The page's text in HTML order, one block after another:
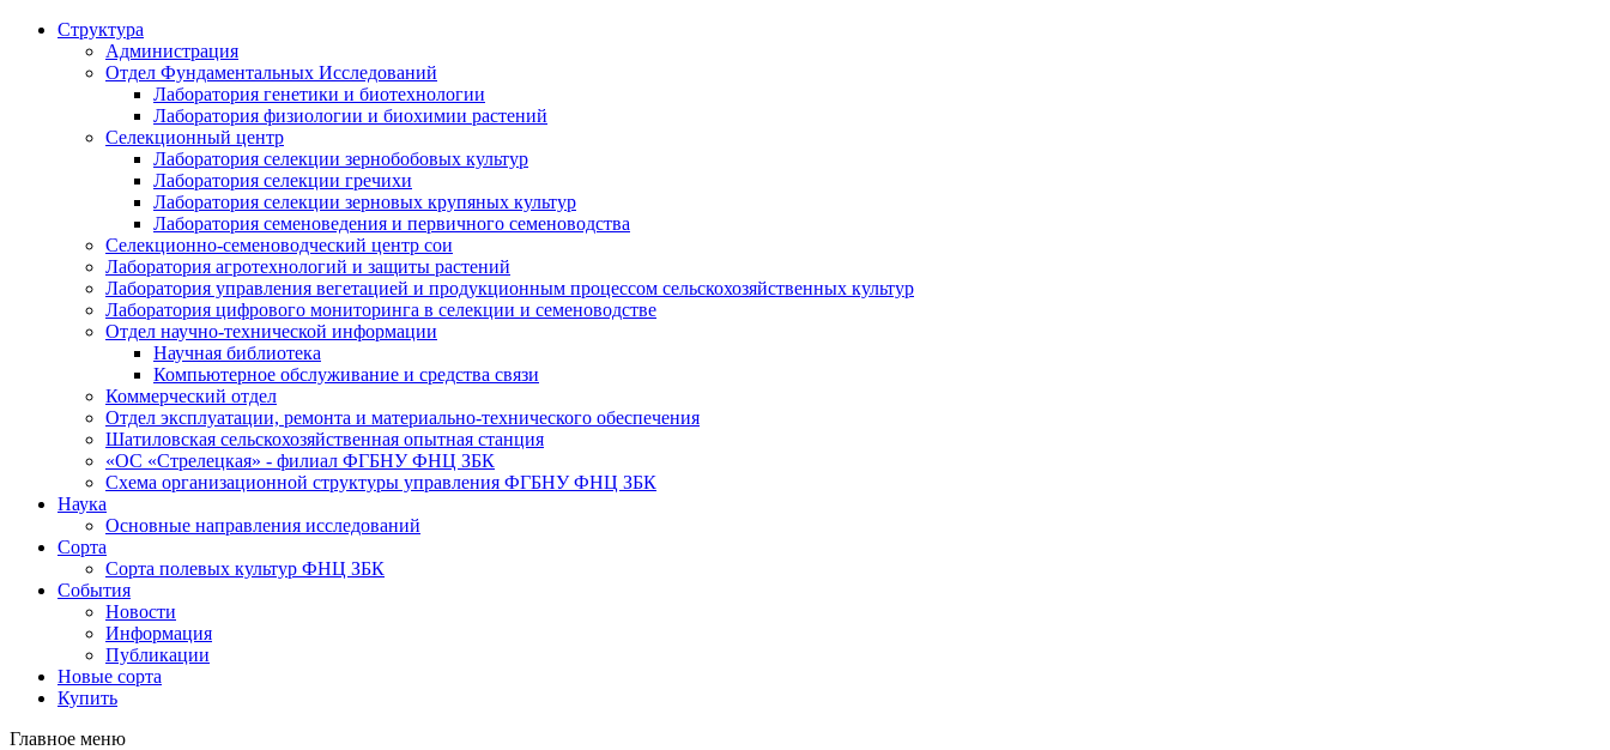
Структура
Администрация
Отдел Фундаментальных Исследований
Лаборатория генетики и биотехнологии
Лаборатория физиологии и биохимии растений
Селекционный центр
Лаборатория селекции зернобобовых культур
Лаборатория селекции гречихи
Лаборатория селекции зерновых крупяных культур
Лаборатория семеноведения и первичного семеноводства
Селекционно-семеноводческий центр сои
Лаборатория агротехнологий и защиты растений
Лаборатория управления вегетацией и продукционным процессом сельскохозяйственных культур
Лаборатория цифрового мониторинга в селекции и семеноводстве
Отдел научно-технической информации
Научная библиотека
Компьютерное обслуживание и средства связи
Коммерческий отдел
Отдел эксплуатации, ремонта и материально-технического обеспечения
Шатиловская сельскохозяйственная опытная станция
«ОС «Стрелецкая» - филиал ФГБНУ ФНЦ ЗБК
Схема организационной структуры управления ФГБНУ ФНЦ ЗБК
Наука
Основные направления исследований
Сорта
Сорта полевых культур ФНЦ ЗБК
События
Новости
Информация
Публикации
Новые сорта
Купить
Главное меню